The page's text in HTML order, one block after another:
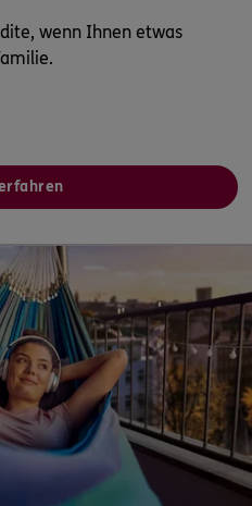
wenn Ihnen etwas